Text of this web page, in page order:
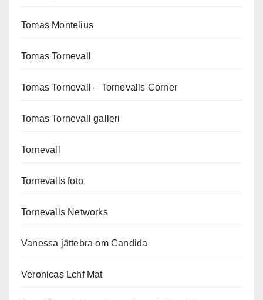
Tomas Montelius
Tomas Tornevall
Tomas Tornevall – Tornevalls Corner
Tomas Tornevall galleri
Tornevall
Tornevalls foto
Tornevalls Networks
Vanessa jättebra om Candida
Veronicas Lchf Mat